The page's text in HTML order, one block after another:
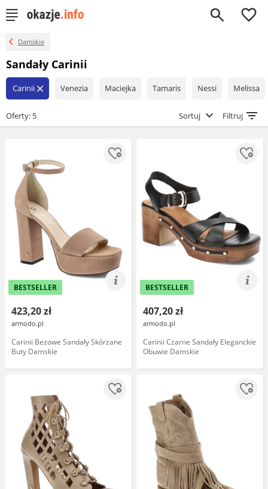
0
Damskie
Sandały Carinii
Carinii close Venezia Maciejka Tamaris Nessi Melissa
Oferty: 5 Sortuj Filtruj
BESTSELLER
423,20 zł
armodo.pl
Carinii Beżowe Sandały Skórzane
Buty Damskie
BESTSELLER
407,20 zł
armodo.pl
Carinii Czarne Sandały Eleganckie
Obuwie Damskie